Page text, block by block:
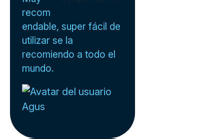
recom
endable, super fácil de
utilizar se la
recomiendo a todo el
mundo.
Agus